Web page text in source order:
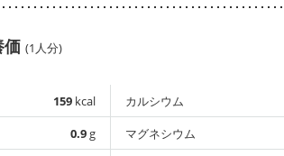
価 (1人分)
159 kcal
0.9g
カルシウム
マグネシウム